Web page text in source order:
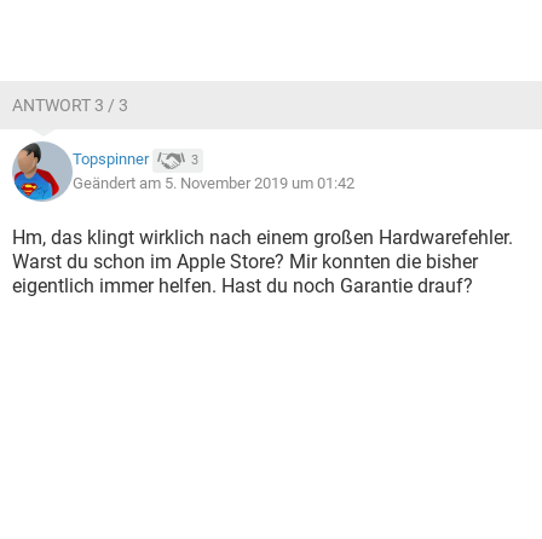
ANTWORT 3 / 3
Topspinner 3
Geändert am 5. November 2019 um 01:42
Hm, das klingt wirklich nach einem großen Hardwarefehler.
Warst du schon im Apple Store? Mir konnten die bisher
eigentlich immer helfen. Hast du noch Garantie drauf?